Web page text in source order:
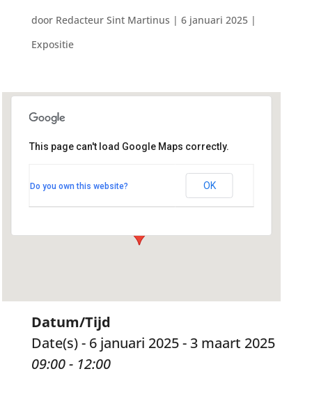
door Redacteur Sint Martinus | 6 januari 2025|
Expositie
Geloofsgemeenschap Sint
Kerklaan 22 - Hoogland
This page can't load Google Maps correctly.
Do you own this website? OK
Datum/Tijd
Date(s) - 6 januari 2025 - 3 maart 2025
09:00 - 12:00